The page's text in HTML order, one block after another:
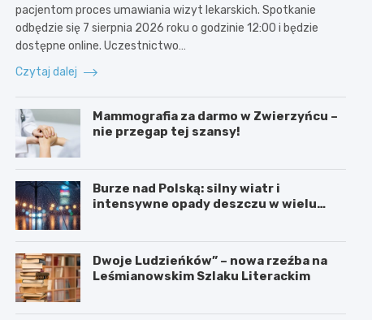
pacjentom proces umawiania wizyt lekarskich. Spotkanie
odbędzie się 7 sierpnia 2026 roku o godzinie 12:00 i będzie
dostępne online. Uczestnictwo…
Czytaj dalej
Mammografia za darmo w Zwierzyńcu –
nie przegap tej szansy!
Burze nad Polską: silny wiatr i
intensywne opady deszczu w wielu
Dwoje Ludzieńków” – nowa rzeźba na
Leśmianowskim Szlaku Literackim